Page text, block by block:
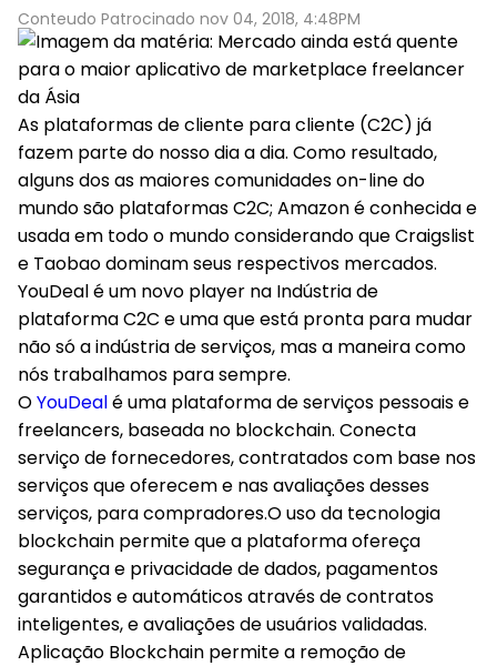
Conteudo Patrocinado nov 04, 2018, 4:48PM
As plataformas de cliente para cliente (C2C) já
fazem parte do nosso dia a dia. Como resultado,
alguns dos as maiores comunidades on-line do
mundo são plataformas C2C; Amazon é conhecida e
usada em todo o mundo considerando que Craigslist
e Taobao dominam seus respectivos mercados.
YouDeal é um novo player na Indústria de
plataforma C2C e uma que está pronta para mudar
não só a indústria de serviços, mas a maneira como
nós trabalhamos para sempre.
OYouDealé uma plataforma de serviços pessoais e
freelancers, baseada no blockchain. Conecta
serviço de fornecedores, contratados com base nos
serviços que oferecem e nas avaliações desses
serviços, para compradores.O uso da tecnologia
blockchain permite que a plataforma ofereça
segurança e privacidade de dados, pagamentos
garantidos e automáticos através de contratos
inteligentes, e avaliações de usuários validadas.
Aplicação Blockchain permite a remoção de